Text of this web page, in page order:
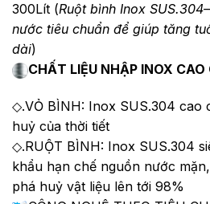
300Lít (Ruột bình Inox
nước tiêu chuẩn để giúp tăng
dài)
CHẤT LIỆU NHẬP INOX CAO
◇.VỎ BÌNH: Inox SUS.304 cao
huỷ của thời tiết
◇.RUỘT BÌNH: Inox SUS.304
khẩu hạn chế nguồn nước
phá huỷ vật liệu lên tới 98%